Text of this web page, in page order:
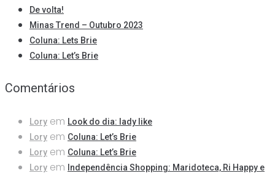
De volta!
Minas Trend – Outubro 2023
Coluna: Lets Brie
Coluna: Let’s Brie
Comentários
Lory em Look do dia: lady like
Lory em Coluna: Let’s Brie
Lory em Coluna: Let’s Brie
Lory em
Independência Shopping: Maridoteca, Ri Happy e